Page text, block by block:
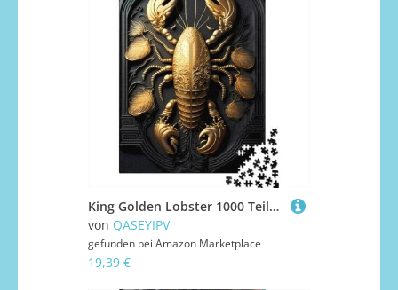
King Golden Lobster 1000 Teile Puzzle aus schwerem Papier für Erwachsene, Geschenke für Heiligabend, 1000 Teile (38 x 26 cm)
von QASEYIPV
gefunden bei Amazon Marketplace
19,39 €